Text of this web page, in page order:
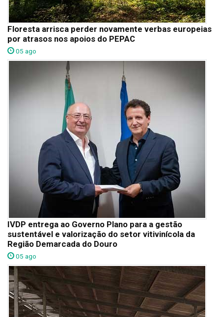
Floresta arrisca perder novamente verbas europeias
por atrasos nos apoios do PEPAC
05 ago
IVDP entrega ao Governo Plano para a gestão
sustentável e valorização do setor vitivinícola da
Região Demarcada do Douro
05 ago